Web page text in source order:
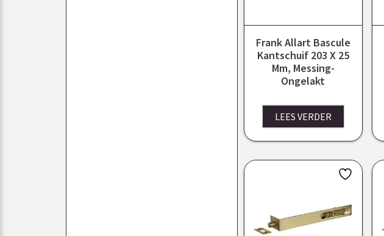
Frank Allart Bascule
Kantschuif 203 X 25
Mm, Messing-
Ongelakt
LEES VERDER